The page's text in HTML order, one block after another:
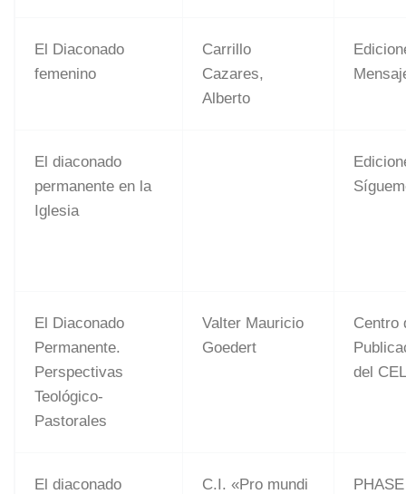
El Diaconado
femenino
Carrillo
Cazares,
Alberto
El diaconado
permanente en la
Iglesia
El Diaconado
Permanente.
Perspectivas
Teológico-
Pastorales
Valter Mauricio
Goedert
Centro
del
El diaconado
C.I. «Pro mundi